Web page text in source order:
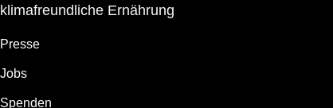
klimafreundliche Ernährung
Presse
Jobs
Spenden